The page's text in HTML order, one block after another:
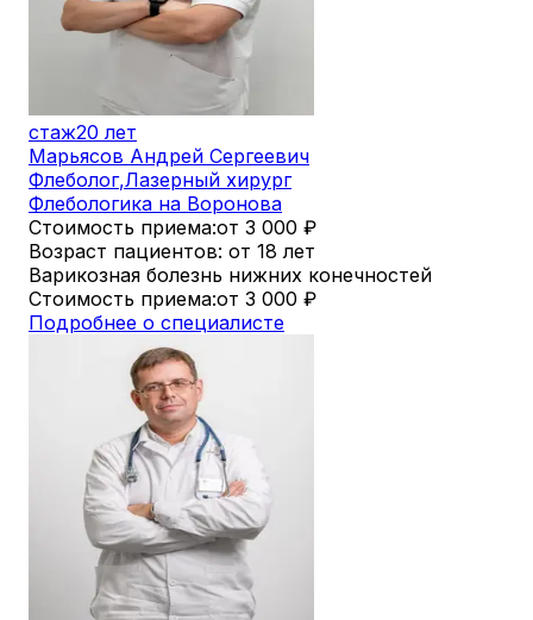
стаж20 лет
Марьясов Андрей Сергеевич
Флеболог,Лазерный хирург
Флебологика на Воронова
Стоимость приема:от 3 000 ₽
Возраст пациентов: от 18 лет
Варикозная болезнь нижних конечностей
Стоимость приема:от 3 000 ₽
Подробнее о специалисте